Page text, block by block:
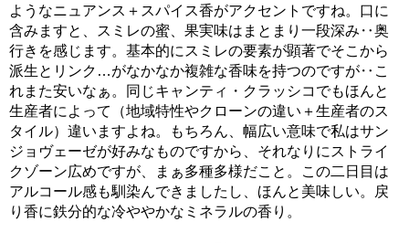
ようなニュアンス＋スパイス香がアクセントですね。口に
含みますと、スミレの蜜、果実味はまとまり一段深み‥奥
行きを感じます。基本的にスミレの要素が顕著でそこから
派生とリンク…がなかなか複雑な香味を持つのですが‥こ
れまた安いなぁ。同じキャンティ・クラッシコでもほんと
生産者によって（地域特性やクローンの違い＋生産者のス
タイル）違いますよね。もちろん、幅広い意味で私はサン
ジョヴェーゼが好みなものですから、それなりにストライ
クゾーン広めですが、まぁ多種多様だこと。この二日目は
アルコール感も馴染んできましたし、ほんと美味しい。戻
り香に鉄分的な冷ややかなミネラルの香り。